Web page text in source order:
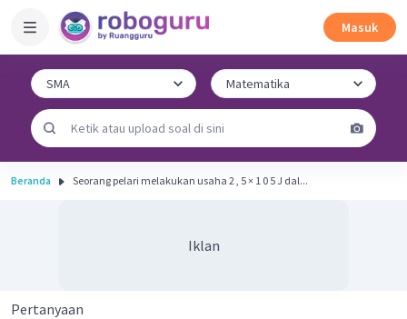
Masuk
Beranda Seorang pelari melakukan usaha 2 , 5 × 1 0 5 J dal...
Iklan
Pertanyaan